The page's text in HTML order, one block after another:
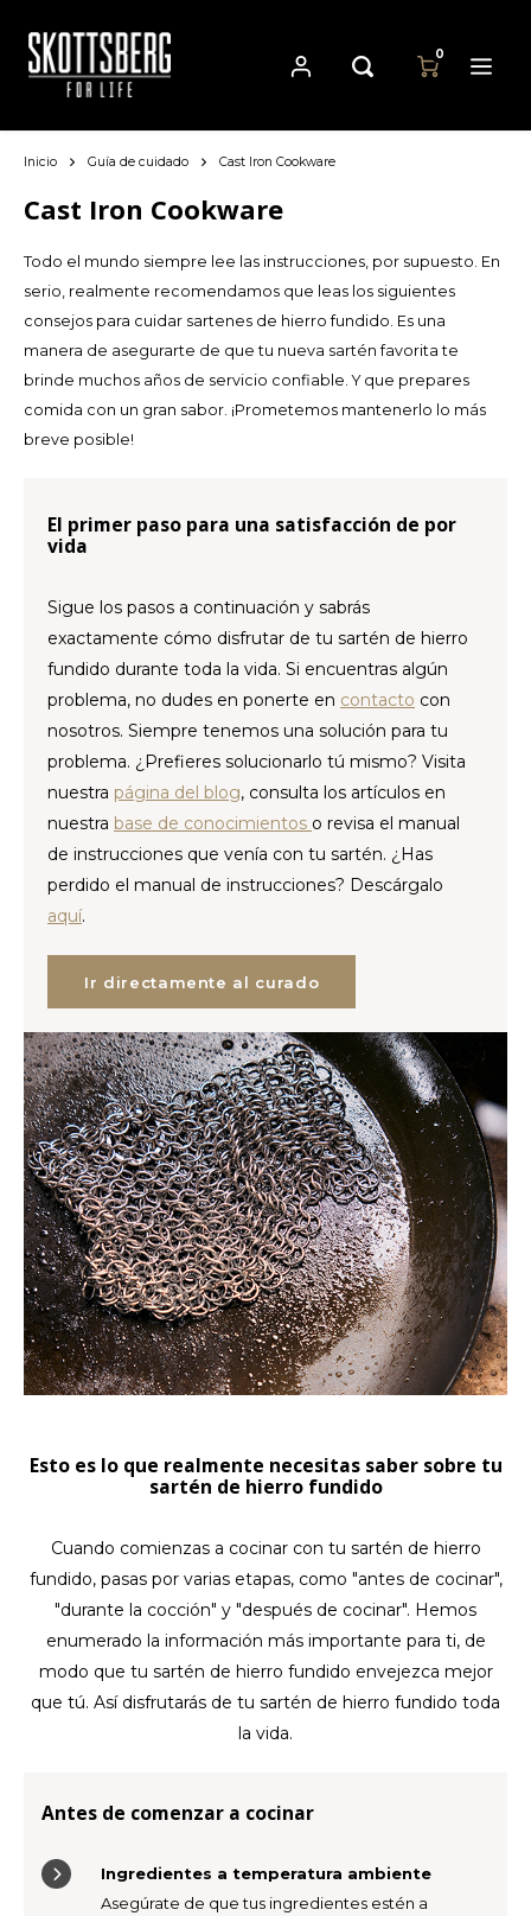
Hoofdmenu / sartenes
Sartenes
Cast Iron Cookware
Carbon Steel Cookware
Stainless Steel Cookware
Hoofdmenu
Idioma
Nederlands
Deutsch
English
Français
Español
Hoofdmenu
Moneda
EUR
USD
KRW
LVL
MYR
MXN
NOK
PHP
SGD
SEK
UYU
0
Inicio Guía de cuidado Cast Iron Cookware
Cast Iron Cookware
Todo el mundo siempre lee las instrucciones, por supuesto. En
serio, realmente recomendamos que leas los siguientes
consejos para cuidar sartenes de hierro fundido. Es una
manera de asegurarte de que tu nueva sartén favorita te
brinde muchos años de servicio confiable. Y que prepares
comida con un gran sabor. ¡Prometemos mantenerlo lo más
breve posible!
El primer paso para una satisfacción de por
vida
Sigue los pasos a continuación y sabrás
exactamente cómo disfrutar de tu sartén de hierro
fundido durante toda la vida. Si encuentras algún
problema, no dudes en ponerte en contacto con
nosotros. Siempre tenemos una solución para tu
problema. ¿ Prefieres solucionarlo tú mismo? Visita
nuestra página del blog, consulta los artículos en
nuestra base de conocimientos o revisa el manual
de instrucciones que venía con tu sartén. ¿ Has
perdido el manual de instrucciones? Descárgalo
aquí.
Ir directamente al curado
Esto es lo que realmente necesitas saber sobre tu
sartén de hierro fundido
Cuando comienzas a cocinar con tu sartén de hierro
fundido, pasas por varias etapas, como "antes de cocinar",
"durante la cocción" y "después de cocinar". Hemos
enumerado la información más importante para ti, de
modo que tu sartén de hierro fundido envejezca mejor
que tú. Así disfrutarás de tu sartén de hierro fundido toda
la vida.
Antes de comenzar a cocinar
Ingredientes a temperatura ambiente
Asegúrate de que tus ingredientes estén a